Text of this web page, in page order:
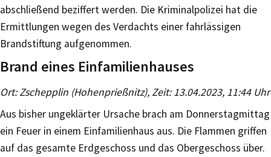
abschließend beziffert werden. Die Kriminalpolizei hat die
Ermittlungen wegen des Verdachts einer fahrlässigen
Brandstiftung aufgenommen.
Brand eines Einfamilienhauses
Ort: Zschepplin (Hohenprießnitz), Zeit: 13.04.2023, 11:44 Uhr
Aus bisher ungeklärter Ursache brach am Donnerstagmittag
ein Feuer in einem Einfamilienhaus aus. Die Flammen griffen
auf das gesamte Erdgeschoss und das Obergeschoss über.